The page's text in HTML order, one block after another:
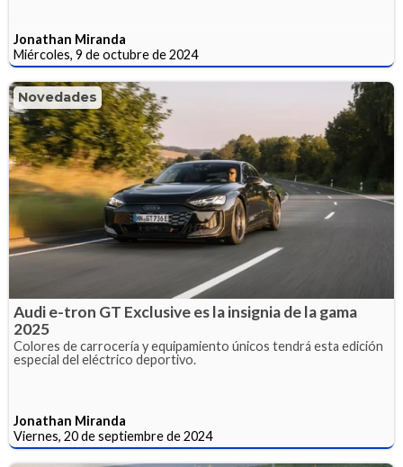
Jonathan Miranda
Miércoles, 9 de octubre de 2024
Novedades
Audi e-tron GT Exclusive es la insignia de la gama
2025
Colores de carrocería y equipamiento únicos tendrá esta edición
especial del eléctrico deportivo.
Jonathan Miranda
Viernes, 20 de septiembre de 2024